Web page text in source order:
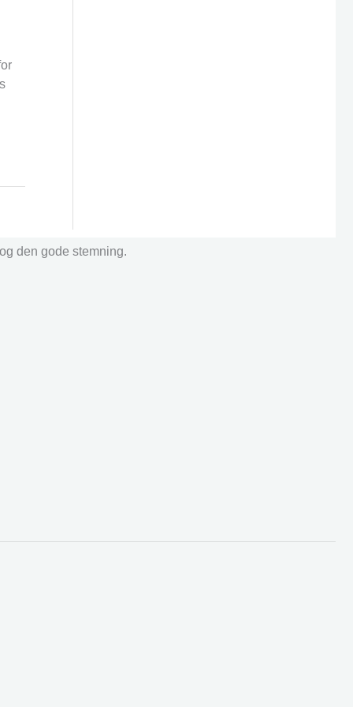
den gode stemning.